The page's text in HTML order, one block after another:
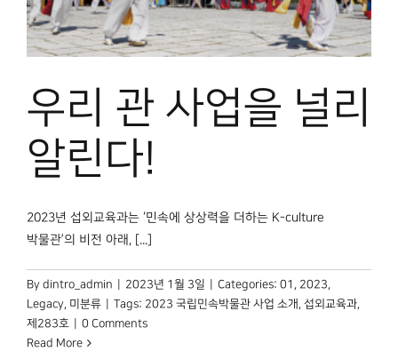
박물관 홈페이지
우리 관 사업을 널리
알린다!
2023년 섭외교육과는 ‘민속에 상상력을 더하는 K-culture
박물관’의 비전 아래, [...]
By dintro_admin 2023년 1월 3일 Categories: 01 , 2023,
Legacy, 미분류 Tags: 2023 국립민속박물관 사업 소개 , 섭외교육과,
제283호
0 Comments
Read More